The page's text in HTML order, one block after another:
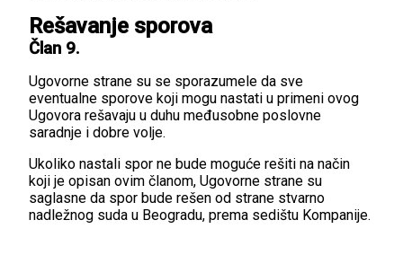
Rešavanje sporova
Član 9.
Ugovorne strane su se sporazumele da sve
eventualne sporove koji mogu nastati u primeni ovog
Ugovora rešavaju u duhu međusobne poslovne
saradnje i dobre volje.
Ukoliko nastali spor ne bude moguće rešiti na način
koji je opisan ovim članom, Ugovorne strane su
saglasne da spor bude rešen od strane stvarno
nadležnog suda u Beogradu, prema sedištu Kompanije.